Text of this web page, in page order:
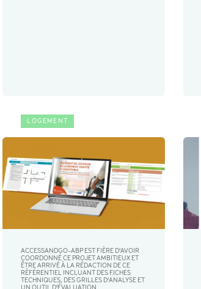
LOGEMENT
ACCESSANDGO-ABP EST FIÈRE D'AVOIR
COORDONNÉ CE PROJET AMBITIEUX ET
ÊTRE ARRIVÉ À LA RÉDACTION DE CE
RÉFÉRENTIEL INCLUANT DES FICHES
TECHNIQUES, DES GRILLES D'ANALYSE ET